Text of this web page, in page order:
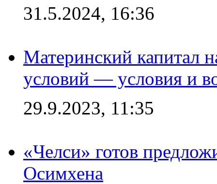
31.5.2024, 16:36
Материнский капитал
условий — условия и
29.9.2023, 11:35
«Челси» готов
Осимхена